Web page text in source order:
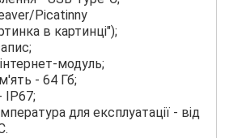
Picatinny
в картинці");
модуль;
- 64 Гб;
IP67;
для експлуатації - від